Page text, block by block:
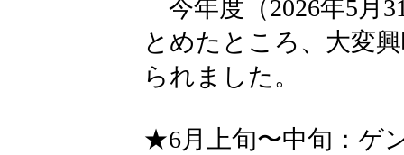
今年度（2026年5月
とめたところ、大変
られました。
★6月上旬〜中旬：ゲ